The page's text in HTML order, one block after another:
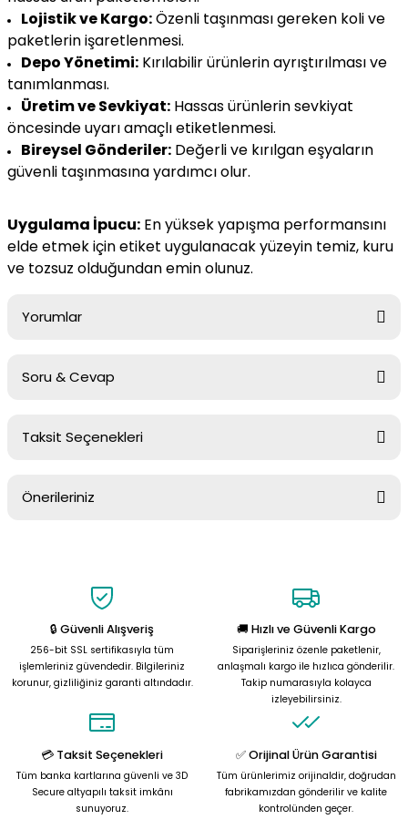
Lojistik ve Kargo:Özenli taşınması gereken koli ve
paketlerin işaretlenmesi.
Depo Yönetimi: Kırılabilir ürünlerin ayrıştırılması ve
tanımlanması.
Üretim ve Sevkiyat: Hassas ürünlerin sevkiyat
öncesinde uyarı amaçlı etiketlenmesi.
Bireysel Gönderiler: Değerli ve kırılgan eşyaların
güvenli taşınmasına yardımcı olur.
Uygulama İpucu: En yüksek yapışma performansını
elde etmek için etiket uygulanacak yüzeyin temiz, kuru
ve tozsuz olduğundan emin olunuz.
Yorumlar
Soru & Cevap
Ürün hakkında henüz soru sorulmamış.
Taksit Seçenekleri
Önerileriniz
Görüş ve önerileriniz için teşekkür ederiz.
Ürün resmi kalitesiz, bozuk veya görüntülenemiyor.
Ürün açıklamasında eksik bilgiler bulunuyor.
Ürün bilgilerinde hatalar bulunuyor.
Ürün fiyatı diğer sitelerden daha pahalı.
🔒 Güvenli Alışveriş
256-bit SSL sertifikasıyla tüm
işlemleriniz güvendedir. Bilgileriniz
korunur, gizliliğiniz garanti altındadır.
🚚 Hızlı ve Güvenli Kargo
Siparişleriniz özenle paketlenir,
anlaşmalı kargo ile hızlıca gönderilir.
Takip numarasıyla kolayca
izleyebilirsiniz.
💳 Taksit Seçenekleri
Tüm banka kartlarına güvenli ve 3D
Secure altyapılı taksit imkânı
sunuyoruz.
✅ Orijinal Ürün Garantisi
Tüm ürünlerimiz orijinaldir, doğrudan
fabrikamızdan gönderilir ve kalite
kontrolünden geçer.